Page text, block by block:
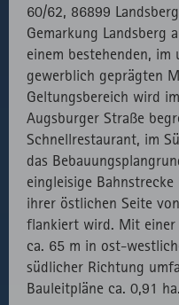
60/62, 86899
Gemarkung Landsberg
einem bestehenden,
gewerblich geprägten
Geltungsbereich wird
Augsburger Straße
Schnellrestaurant, im
das
eingleisige
ihrer östlichen Seite
flankiert wird. Mit einer
ca. 65 m in ost-
südlicher Richtung
Bauleitpläne ca. 0,91 ha.